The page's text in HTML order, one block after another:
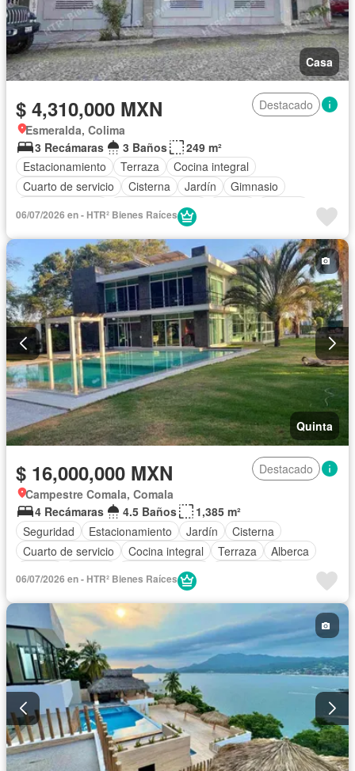
Casa
$ 4,310,000 MXN
Destacado
Esmeralda, Colima
3 Recámaras
3 Baños
249 m²
Estacionamiento
Terraza
Cocina integral
Cuarto de servicio
Cisterna Jardín
Gimnasio
Cocina equipada
Circuito cerrado de televisión
Electricidad
Cuarto de Limpieza
Televisión por cable
Recámara con closet
Wifi
Permite mascotas
Permite niños Sin amueblar
06/07/2026 en - HTR² Bienes Raíces
Quinta
$ 16,000,000 MXN
Destacado
Campestre Comala, Comala
4 Recámaras
4.5 Baños
1,385 m²
Seguridad
Estacionamiento Jardín
Cisterna
Cuarto de servicio
Cocina integral Terraza
Alberca
Sala polivalente
Aire acondicionado
Circuito cerrado de televisión
Electricidad
Cuarto de Limpieza
Agua Jacuzzi
Televisión por cable
Zonas verdes
Asador Vista panorámica
Conserje
Wifi
Recámara con closet
Caseta de vigilancia
Permite niños
Permite mascotas
06/07/2026 en - HTR² Bienes Raíces